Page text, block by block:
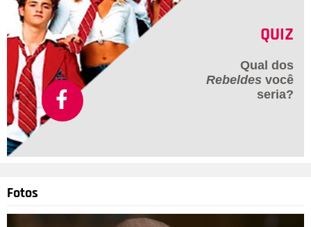
QUIZ
Qual dos
Rebeldes você
seria?
Fotos